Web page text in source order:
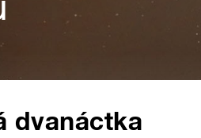
dvanáctka